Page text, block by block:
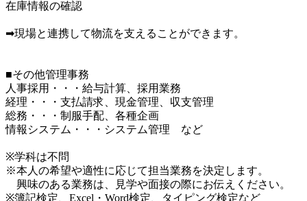
在庫情報の確認
➡現場と連携して物流を支えることができます。
■その他管理事務
人事採用・・・給与計算、採用業務
経理・・・支払請求、現金管理、収支管理
総務・・・制服手配、各種企画
情報システム・・・システム管理　など
※学科は不問
※本人の希望や適性に応じて担当業務を決定します。
興味のある業務は、見学や面接の際にお伝えください。
※簿記検定、Excel・Word検定、タイピング検定など